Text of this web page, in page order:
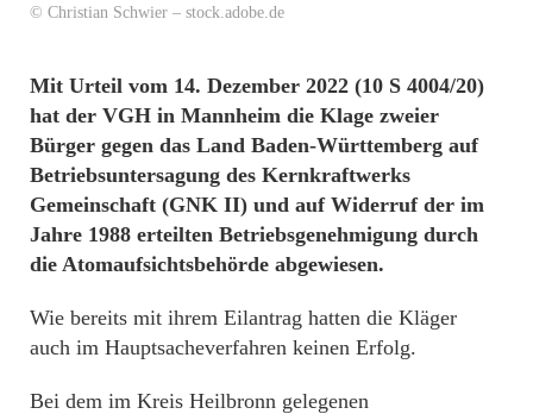
© Christian Schwier – stock.adobe.de
Mit Urteil vom 14. Dezember 2022 (10 S 4004/20)
hat der VGH in Mannheim die Klage zweier
Bürger gegen das Land Baden-Württemberg auf
Betriebsuntersagung des Kernkraftwerks
Gemeinschaft (GNK II) und auf Widerruf der im
Jahre 1988 erteilten Betriebsgenehmigung durch
die Atomaufsichtsbehörde abgewiesen.
Wie bereits mit ihrem Eilantrag hatten die Kläger
auch im Hauptsacheverfahren keinen Erfolg.
Bei dem im Kreis Heilbronn gelegenen